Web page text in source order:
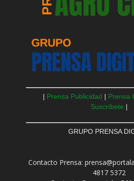
| Prensa Publicidad | Prensa
Suscríbete |
GRUPO PRENSA
Contacto Prensa:
4817 5372